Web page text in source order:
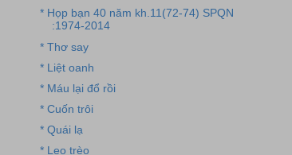
* Họp bạn 40 năm kh.11(72-74) SPQN
:1974-2014
* Thơ say
* Liệt oanh
* Máu lại đổ rồi
* Cuốn trôi
* Quái lạ
* Leo trèo